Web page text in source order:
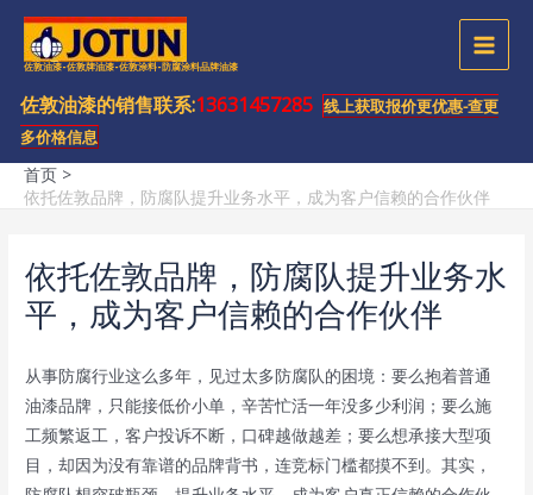
佐敦油漆-佐敦牌油漆-佐敦涂料-防腐涂料品牌油漆
佐敦油漆的销售联系:13631457285 线上获取报价更优惠-查更
多价格信息
首页
依托佐敦品牌，防腐队提升业务水平，成为客户信赖的合作伙伴
依托佐敦品牌，防腐队提升业务水
平，成为客户信赖的合作伙伴
从事防腐行业这么多年，见过太多防腐队的困境：要么抱着普通
油漆品牌，只能接低价小单，辛苦忙活一年没多少利润；要么施
工频繁返工，客户投诉不断，口碑越做越差；要么想承接大型项
目，却因为没有靠谱的品牌背书，连竞标门槛都摸不到。其实，